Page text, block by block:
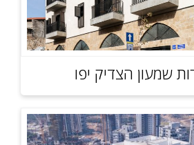
שמעון הצדיק יפו